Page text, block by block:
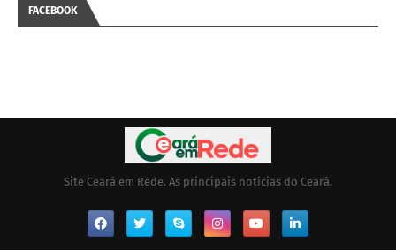
FACEBOOK
Site Ceará em Rede. As principais notícias do Ceará.